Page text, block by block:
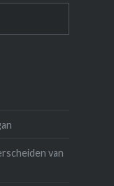
van